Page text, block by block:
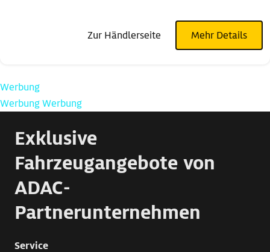
Zur Händlerseite Mehr Details
Werbung
WerbungWerbung
Exklusive
Fahrzeugangebote von
ADAC-
Partnerunternehmen
Service